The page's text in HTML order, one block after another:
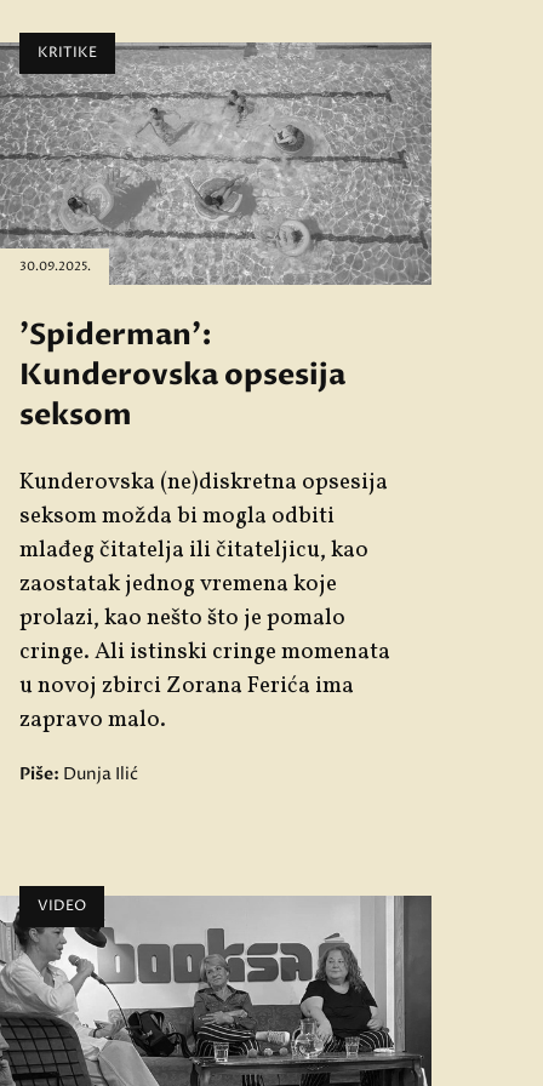
KRITIKE
30.09.2025.
'Spiderman':
Kunderovska opsesija
seksom
Kunderovska (ne)diskretna opsesija
seksom možda bi mogla odbiti
mlađeg čitatelja ili čitateljicu, kao
zaostatak jednog vremena koje
prolazi, kao nešto što je pomalo
cringe. Ali istinskicringemomenata
u novoj zbirci Zorana Ferića ima
zapravo malo.
Piše: Dunja Ilić
VIDEO